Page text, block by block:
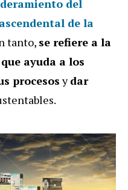
del
de la
tanto, se refiere a la
ayuda a los
procesosydar